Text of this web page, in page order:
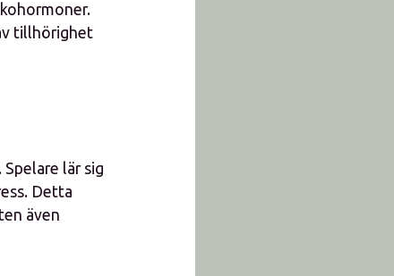
tillhörighet
lär sig
Detta
även